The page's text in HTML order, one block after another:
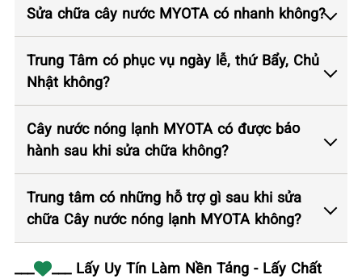
Sửa chữa cây nước MYOTA có nhanh không?
Trung Tâm có phục vụ ngày lễ, thứ Bẩy, Chủ
Nhật không?
Cây nước nóng lạnh MYOTA có được bảo
hành sau khi sửa chữa không?
Trung tâm có những hỗ trợ gì sau khi sửa
chữa Cây nước nóng lạnh MYOTA không?
___
___ Lấy Uy Tín Làm Nền Tảng - Lấy Chất